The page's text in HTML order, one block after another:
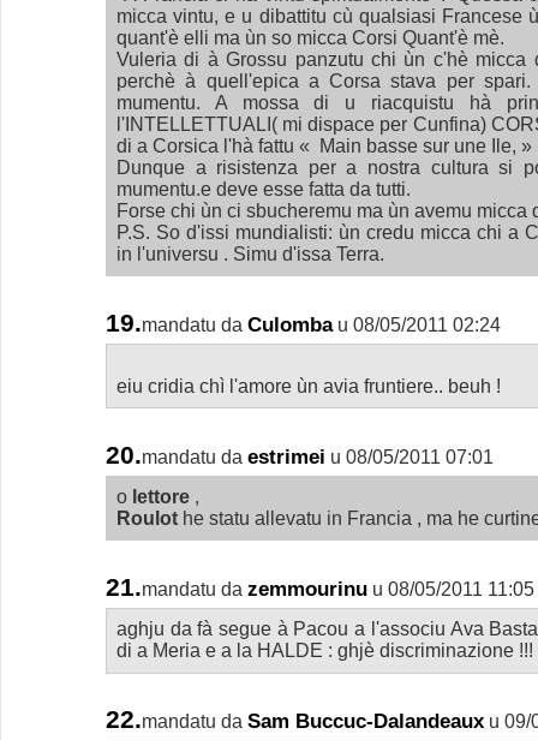
micca vintu, e u dibattitu cù qualsiasi Francese
quant'è elli ma ùn so micca Corsi Quant'è mè.
Vuleria di à Grossu panzutu chi ùn c'hè micca
perchè à quell'epica a Corsa stava per
mumentu. A mossa di u riacquistu hà
l'INTELLETTUALI( mi dispace per Cunfina)
di a Corsica l'hà fattu « Main basse sur une Ile, »
Dunque a risistenza per a nostra cultura si
mumentu.e deve esse fatta da tutti.
Forse chi ùn ci sbucheremu ma ùn avemu micca
P.S. So d'issi mundialisti: ùn credu micca chi a
in l'universu . Simu d'issa Terra.
19.mandatu da Culomba u 08/05/2011 02:24
eiu cridia chì l'amore ùn avia fruntiere.. beuh !
20.mandatu da estrimei u 08/05/2011 07:01
o lettore ,
Roulothe statu allevatu in Francia , ma he
21.mandatu da zemmourinu u 08/05/2011 11:05
aghju da fà segue à Pacou a l'associu Ava
di a Meria e a la HALDE : ghjè discriminazione !!!
22.mandatu da Sam Buccuc-Dalandeaux u 09/